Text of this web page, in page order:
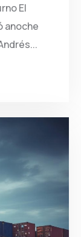
El
anoche